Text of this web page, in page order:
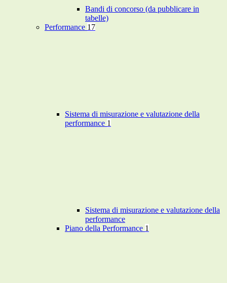
Bandi di concorso (da pubblicare in
tabelle)
Performance 17
Sistema di misurazione e valutazione della
performance 1
Sistema di misurazione e valutazione della
performance
Piano della Performance 1